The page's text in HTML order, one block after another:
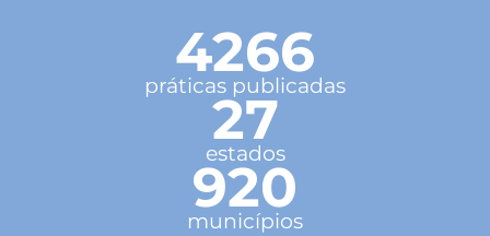
4266
práticas publicadas
27
estados
920
municípios